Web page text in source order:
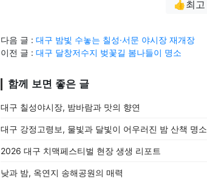
👍최고
다음 글 : 대구 밤빛 수놓는 칠성·서문 야시장 재개장
이전 글 : 대구 달창저수지 벚꽃길 봄나들이 명소
함께 보면 좋은 글
대구 칠성야시장, 밤바람과 맛의 향연
대구 강정고령보, 물빛과 달빛이 어우러진 밤 산책 명소
2026 대구 치맥페스티벌 현장 생생 리포트
낮과 밤, 옥연지 송해공원의 매력